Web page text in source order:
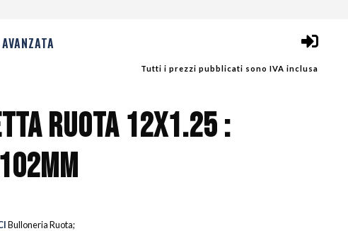
Tutti i prezzi pubblicati sono IVA inclusa
RUOTA 12X1.25 :
Bulloneria Ruota